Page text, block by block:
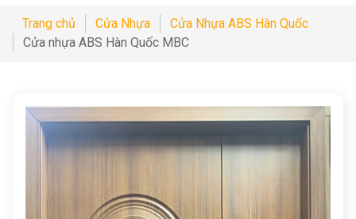
Trang chủ Cửa Nhựa
Cửa Nhựa ABS Hàn Quốc
Cửa nhựa ABS Hàn Quốc MBC